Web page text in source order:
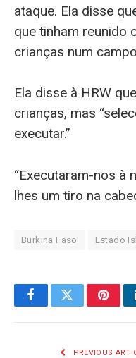
ataque. Ela disse
que tinham reunido
crianças num
Ela disse à HRW
crianças, mas
executar.”
“Executaram-nos à
lhes um tiro na
Burkina Faso Estado
FacebookTwitter
PREVIOUS